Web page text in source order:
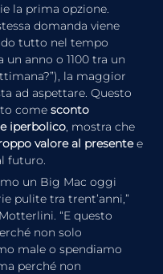
la prima opzione.
domanda viene
tutto nel tempo
un anno o 1100 tra un
la maggior
ad aspettare. Questo
come sconto
iperbolico , mostra che
valore al presente e
futuro.
un Big Mac oggi
pulite tra trent’anni,”
“E questo
non solo
male o spendiamo
perché non